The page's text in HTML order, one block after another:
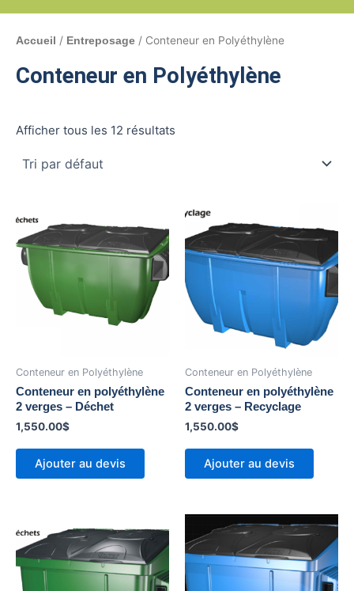
Accueil / Entreposage / Conteneur en Polyéthylène
Conteneur en Polyéthylène
Afficher tous les 12 résultats
Conteneur en Polyéthylène
Conteneur en polyéthylène
2 verges – Déchet
1,550.00$
Ajouter au devis
Conteneur en Polyéthylène
Conteneur en polyéthylène
2 verges – Recyclage
1,550.00$
Ajouter au devis